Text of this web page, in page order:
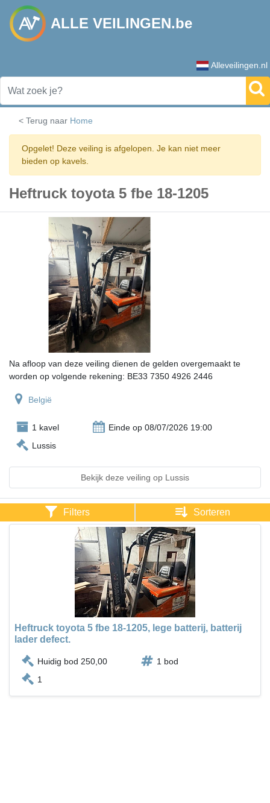
ALLE VEILINGEN.be
Alleveilingen.nl
< Terug naar Home
Opgelet! Deze veiling is afgelopen. Je kan niet meer
bieden op kavels.
Heftruck toyota 5 fbe 18-1205
Na afloop van deze veiling dienen de gelden overgemaakt te
worden op volgende rekening: BE33 7350 4926 2446
België
1 kavel
Einde op 08/07/2026 19:00
Lussis
Bekijk deze veiling op Lussis
Filters Sorteren
Heftruck toyota 5 fbe 18-1205, lege batterij, batterij
lader defect.
Huidig bod 250,00
1 bod
1